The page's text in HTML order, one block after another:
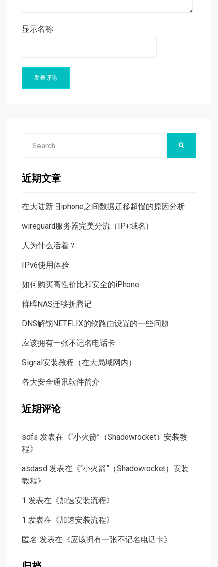
显示名称
近期文章
在大陆新旧iphone之间数据迁移超慢的原因分析
wireguard服务器完美分流（IP+域名）
人为什么活着？
IPv6使用体验
如何购买高性价比和安全的iPhone
群晖NAS迁移折腾记
DNS解锁NETFLIX的软路由设置的一些问题
应该拥有一张不记名电话卡
Signal安装教程（在大局域网内）
各大安全通讯软件简介
近期评论
sdfs 发表在《“小火箭”（Shadowrocket）安装教
程》
asdasd 发表在《“小火箭”（Shadowrocket）安装
教程》
1 发表在《加速安装流程》
1 发表在《加速安装流程》
匿名 发表在《应该拥有一张不记名电话卡》